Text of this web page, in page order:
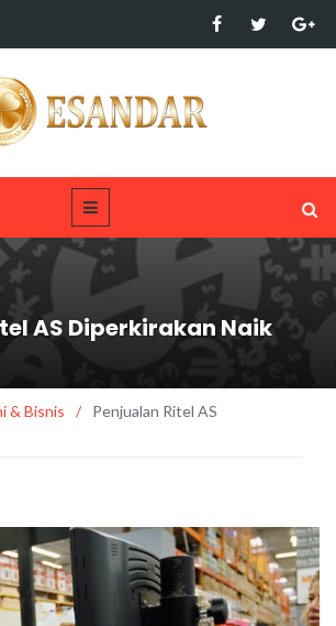
AS Diperkirakan Naik
& Bisnis /
Penjualan Ritel AS